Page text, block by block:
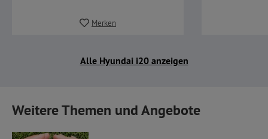
Merken
Alle Hyundai i20 anzeigen
Weitere Themen und Angebote